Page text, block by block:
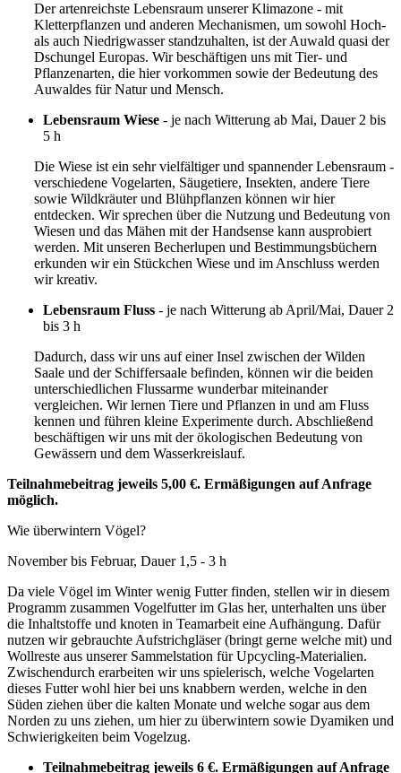
Der artenreichste Lebensraum unserer Klimazone - mit
Kletterpflanzen und anderen Mechanismen, um sowohl Hoch-
als auch Niedrigwasser standzuhalten, ist der Auwald quasi der
Dschungel Europas. Wir beschäftigen uns mit Tier- und
Pflanzenarten, die hier vorkommen sowie der Bedeutung des
Auwaldes für Natur und Mensch.
Lebensraum Wiese - je nach Witterung ab Mai, Dauer 2 bis
5 h
Die Wiese ist ein sehr vielfältiger und spannender Lebensraum -
verschiedene Vogelarten, Säugetiere, Insekten, andere Tiere
sowie Wildkräuter und Blühpflanzen können wir hier
entdecken. Wir sprechen über die Nutzung und Bedeutung von
Wiesen und das Mähen mit der Handsense kann ausprobiert
werden. Mit unseren Becherlupen und Bestimmungsbüchern
erkunden wir ein Stückchen Wiese und im Anschluss werden
wir kreativ.
Lebensraum Fluss - je nach Witterung ab April/Mai, Dauer 2
bis 3 h
Dadurch, dass wir uns auf einer Insel zwischen der Wilden
Saale und der Schiffersaale befinden, können wir die beiden
unterschiedlichen Flussarme wunderbar miteinander
vergleichen. Wir lernen Tiere und Pflanzen in und am Fluss
kennen und führen kleine Experimente durch. Abschließend
beschäftigen wir uns mit der ökologischen Bedeutung von
Gewässern und dem Wasserkreislauf.
Teilnahmebeitrag jeweils 5,00 €. Ermäßigungen auf Anfrage
möglich.
Wie überwintern Vögel?
November bis Februar, Dauer 1,5 - 3 h
Da viele Vögel im Winter wenig Futter finden, stellen wir in diesem
Programm zusammen Vogelfutter im Glas her, unterhalten uns über
die Inhaltstoffe und knoten in Teamarbeit eine Aufhängung. Dafür
nutzen wir gebrauchte Aufstrichgläser (bringt gerne welche mit) und
Wollreste aus unserer Sammelstation für Upcycling-Materialien.
Zwischendurch erarbeiten wir uns spielerisch, welche Vogelarten
dieses Futter wohl hier bei uns knabbern werden, welche in den
Süden ziehen über die kalten Monate und welche sogar aus dem
Norden zu uns ziehen, um hier zu überwintern sowie Dyamiken und
Schwierigkeiten beim Vogelzug.
Teilnahmebeitrag jeweils 6 €. Ermäßigungen auf Anfrage